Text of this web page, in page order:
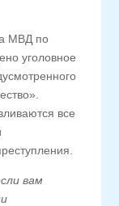
МВД по
уголовное
все
вам